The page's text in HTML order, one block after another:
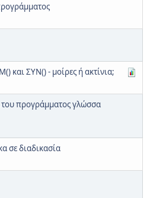
και ΣΥΝ() - μοίρες ή ακτίνια;
του προγράμματος γλώσσα
σε διαδικασία